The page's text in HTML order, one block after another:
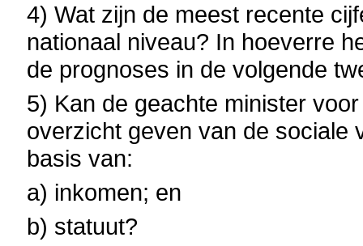
4) Wat zijn de meest recente
nationaal niveau? In hoeverre
de prognoses in de volgende
5) Kan de geachte minister
overzicht geven van de sociale
basis van:
a) inkomen; en
b) statuut?